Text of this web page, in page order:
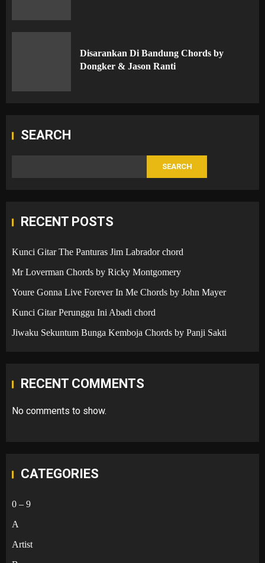
Disarankan Di Bandung Chords by
Dongker & Jason Ranti
SEARCH
SEARCH
RECENT POSTS
Kunci Gitar The Panturas Jim Labrador chord
Mr Loverman Chords by Ricky Montgomery
Youre Gonna Live Forever In Me Chords by John Mayer
Kunci Gitar Perunggu Ini Abadi chord
Jiwaku Sekuntum Bunga Kemboja Chords by Panji Sakti
RECENT COMMENTS
No comments to show.
CATEGORIES
0 – 9
A
Artist